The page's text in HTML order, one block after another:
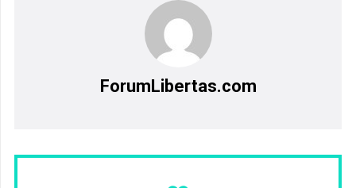
ForumLibertas.com